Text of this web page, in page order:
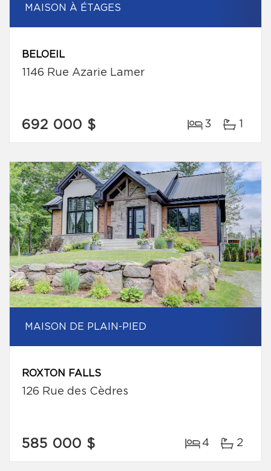
MAISON À ÉTAGES
BELOEIL
1146 Rue Azarie Lamer
692 000 $ 3 1
MAISON DE PLAIN-PIED
ROXTON FALLS
126 Rue des Cèdres
585 000 $ 4 2